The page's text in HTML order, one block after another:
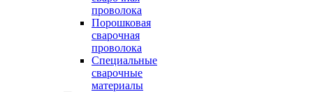
проволока
Порошковая
сварочная
проволока
Специальные
сварочные
материалы